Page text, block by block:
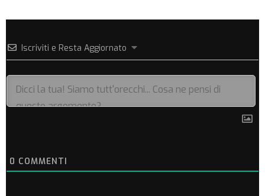
Iscriviti e Resta Aggiornato
0 COMMENTI